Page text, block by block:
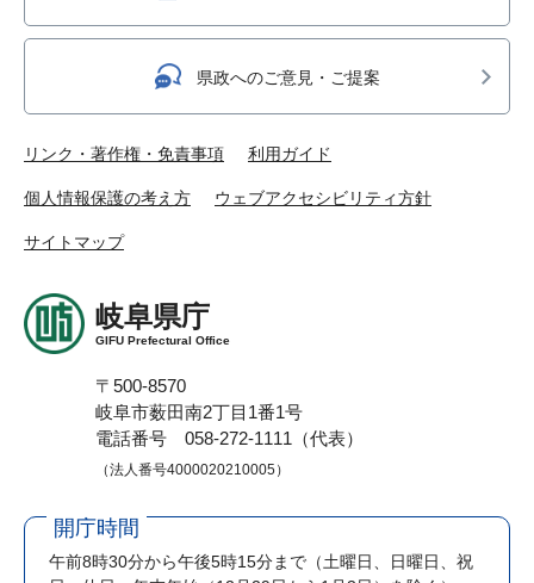
県政へのご意見・ご提案
リンク・著作権・免責事項 利用ガイド
個人情報保護の考え方 ウェブアクセシビリティ方針
サイトマップ
岐阜県庁
GIFU Prefectural Office
〒500-8570
岐阜市薮田南2丁目1番1号
電話番号 058-272-1111（代表）
（法人番号4000020210005）
開庁時間
午前8時30分から午後5時15分まで （土曜日、日曜日、祝